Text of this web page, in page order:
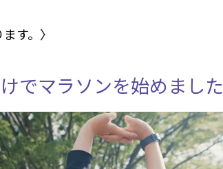
す。〉
でマラソンを始めました